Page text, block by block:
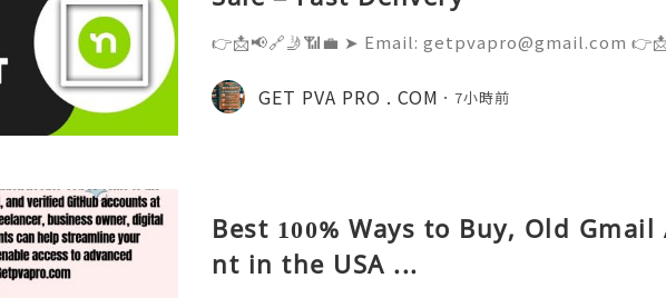
👉📩📢🔗🤳📶💼 ➤ Email: getpvapro@gmail.com
@Getpvapro 👉📩📢🔗🤳📶💼 ➤ Website:
Verified Nextdoor Accounts – Premium Quality at
GET PVA PRO . COM 7小時前
Best 100% Ways to Buy, Old Gmail
nt in the USA ...